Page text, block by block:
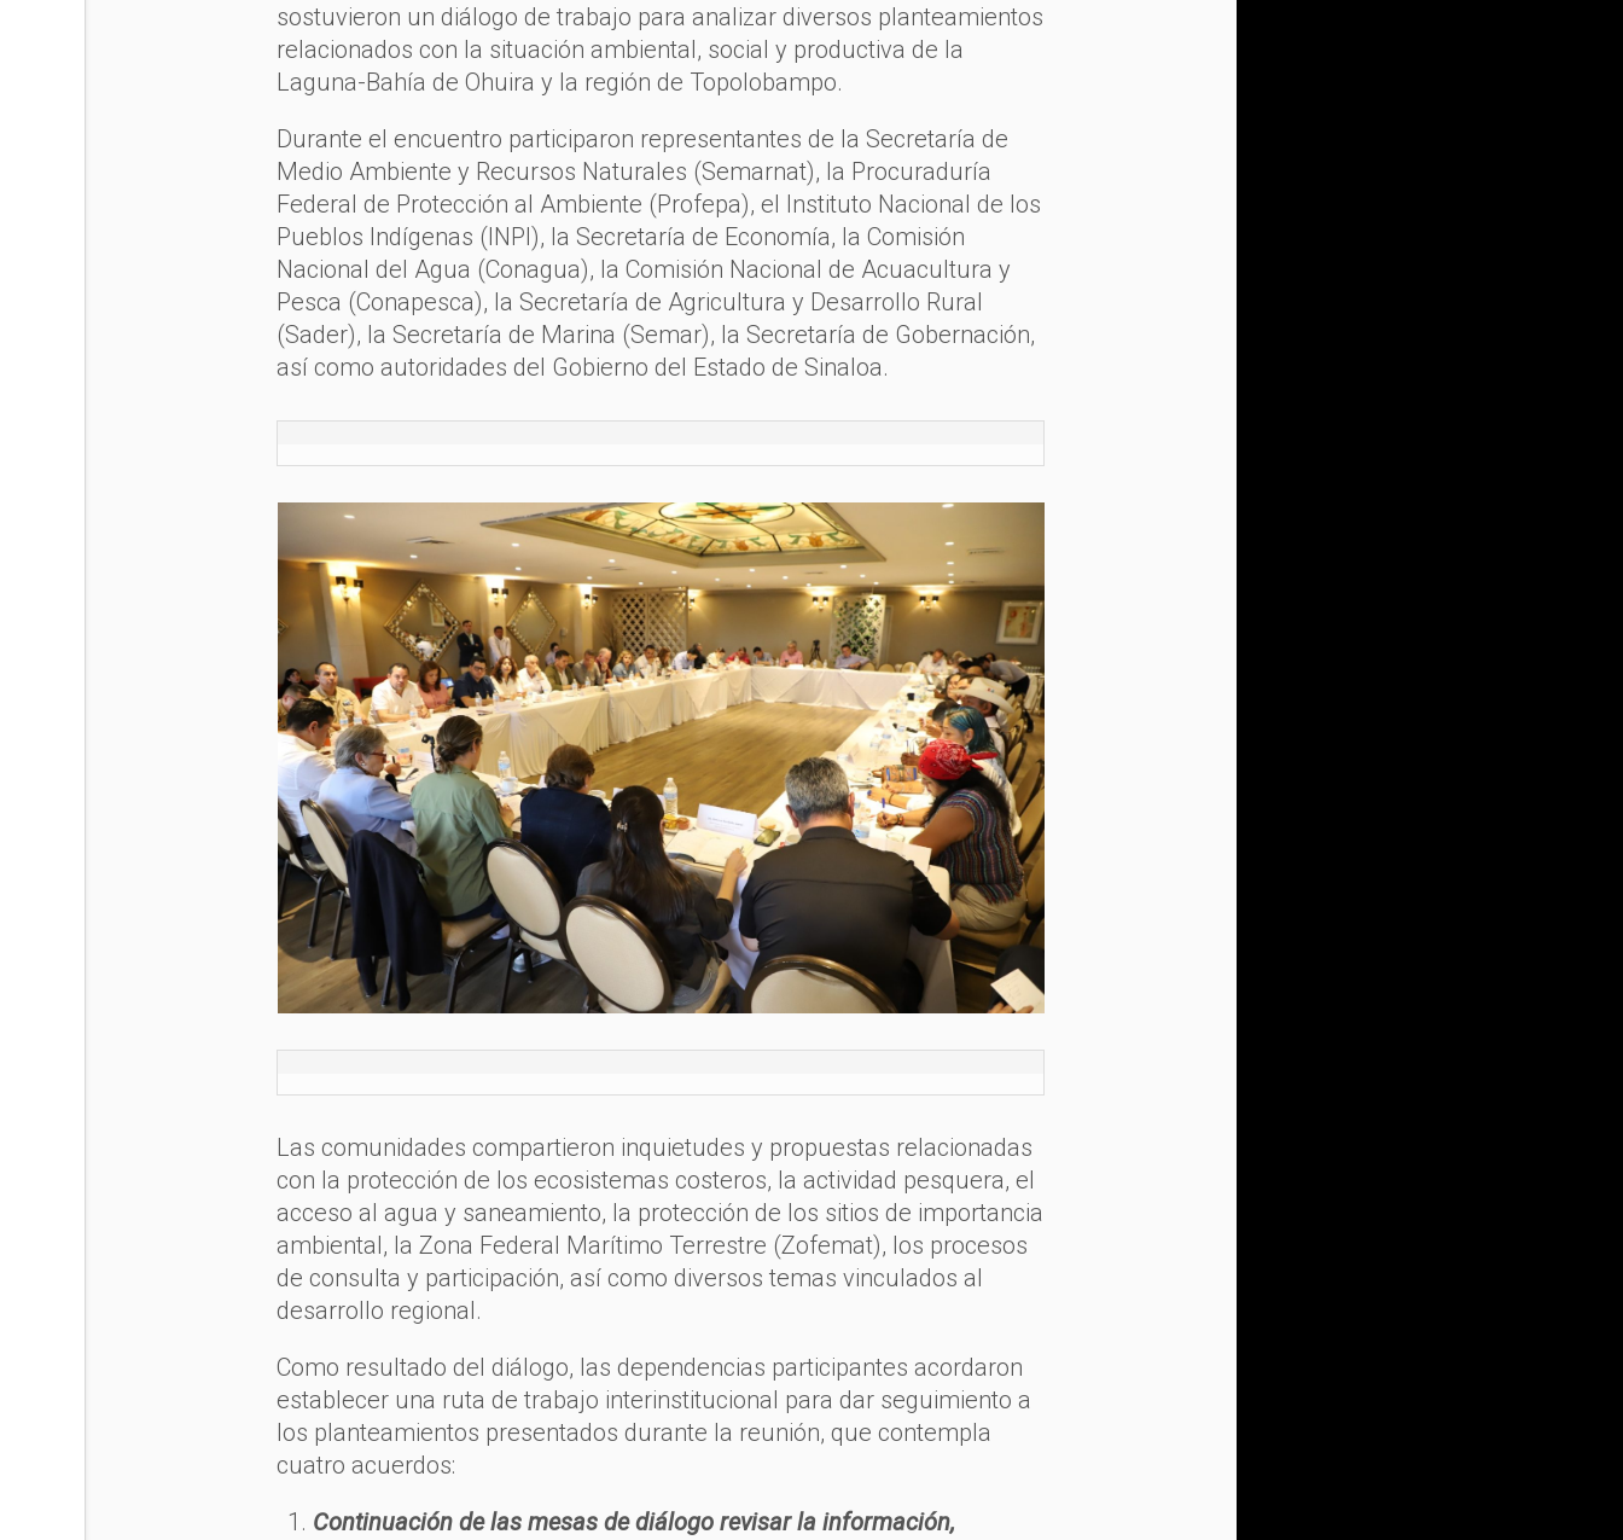
sostuvieron un diálogo de trabajo para analizar diversos planteamientos
relacionados con la situación ambiental, social y productiva de la
Laguna-Bahía de Ohuira y la región de Topolobampo.
Durante el encuentro participaron representantes de la Secretaría de
Medio Ambiente y Recursos Naturales (Semarnat), la Procuraduría
Federal de Protección al Ambiente (Profepa), el Instituto Nacional de los
Pueblos Indígenas (INPI), la Secretaría de Economía, la Comisión
Nacional del Agua (Conagua), la Comisión Nacional de Acuacultura y
Pesca (Conapesca), la Secretaría de Agricultura y Desarrollo Rural
(Sader), la Secretaría de Marina (Semar), la Secretaría de Gobernación,
así como autoridades del Gobierno del Estado de Sinaloa.
Las comunidades compartieron inquietudes y propuestas relacionadas
con la protección de los ecosistemas costeros, la actividad pesquera, el
acceso al agua y saneamiento, la protección de los sitios de importancia
ambiental, la Zona Federal Marítimo Terrestre (Zofemat), los procesos
de consulta y participación, así como diversos temas vinculados al
desarrollo regional.
Como resultado del diálogo, las dependencias participantes acordaron
establecer una ruta de trabajo interinstitucional para dar seguimiento a
los planteamientos presentados durante la reunión, que contempla
cuatro acuerdos:
Continuación de las mesas de diálogo revisar la información,